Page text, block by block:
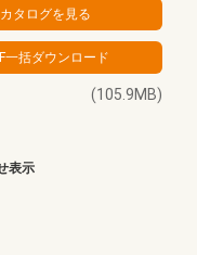
(105.9MB)
表示